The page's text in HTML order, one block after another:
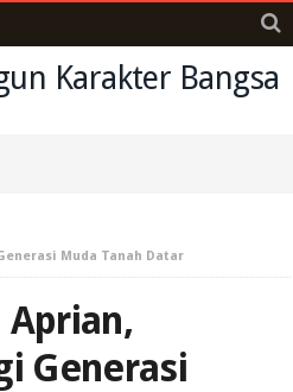
Muda Tanah Datar
Aprian,
Generasi